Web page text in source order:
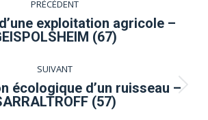
PRÉCÉDENT
Onglet
précédent
exploitation agricole –
(67)
SUIVANT
Projets
similaires
écologique d’un ruisseau –
(57)